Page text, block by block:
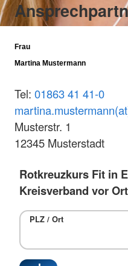
Frau
Martina Mustermann
Tel: 01863 41 41-0
Musterstr. 1
12345 Musterstadt
Rotkreuzkurs Fit in
Kreisverband vor Ort
PLZ / Ort